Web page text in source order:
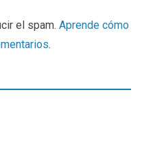
el spam. Aprende cómo
.